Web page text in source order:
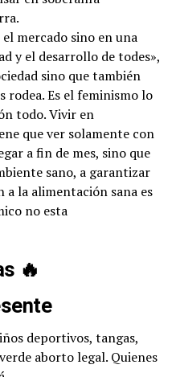
mercado sino en una
y el desarrollo de todes»,
sino que también
rodea. Es el feminismo lo
todo. Vivir en
que ver solamente con
a fin de mes, sino que
sano, a garantizar
a la alimentación sana es
no esta
deportivos, tangas,
aborto legal. Quienes